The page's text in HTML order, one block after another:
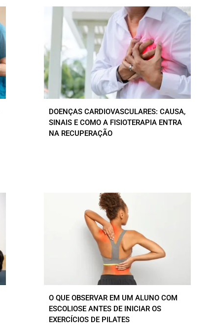
DOENÇAS CARDIOVASCULARES: CAUSA,
SINAIS E COMO A FISIOTERAPIA ENTRA
NA RECUPERAÇÃO
O QUE OBSERVAR EM UM ALUNO COM
ESCOLIOSE ANTES DE INICIAR OS
EXERCÍCIOS DE PILATES